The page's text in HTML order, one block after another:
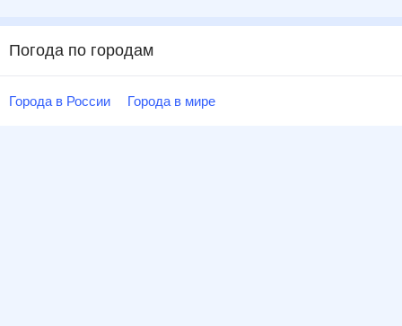
Погода по городам
Города в России Города в мире